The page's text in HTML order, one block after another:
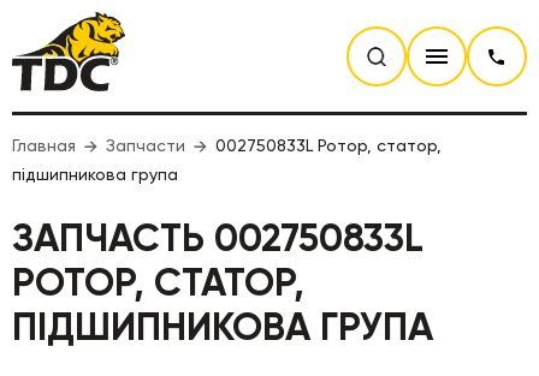
Главная Запчасти
002750833L Ротор, статор,
підшипникова група
ЗАПЧАСТЬ 002750833L
РОТОР, СТАТОР,
ПІДШИПНИКОВА ГРУПА